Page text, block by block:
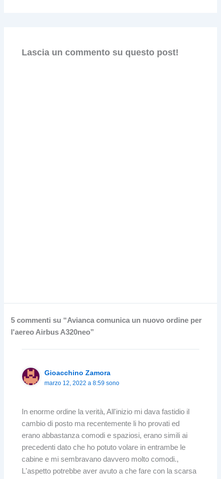
Lascia un commento su questo post!
5 commenti su “Avianca comunica un nuovo ordine per
l'aereo Airbus A320neo”
Gioacchino Zamora
marzo 12, 2022 a 8:59 sono
In enorme ordine la verità, All'inizio mi dava fastidio il
cambio di posto ma recentemente li ho provati ed
erano abbastanza comodi e spaziosi, erano simili ai
precedenti dato che ho potuto volare in entrambe le
cabine e mi sembravano davvero molto comodi.,
L'aspetto potrebbe aver avuto a che fare con la scarsa